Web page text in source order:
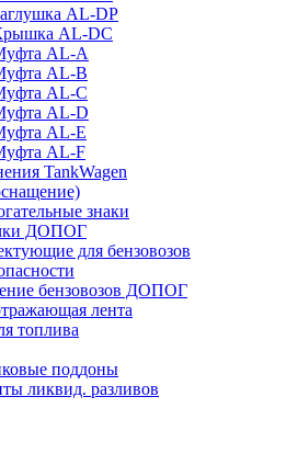
AL-DP
AL-DC
AL-A
AL-B
AL-C
AL-D
AL-E
AL-F
TankWagen
знаки
ДОПОГ
для бензовозов
бензовозов ДОПОГ
лента
топлива
поддоны
ликвид. разливов